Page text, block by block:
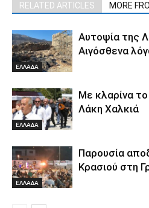
RELATED ARTICLES MORE
ΕΛΛΑΔΑ
Αυτοψία της
Αιγόσθενα
ΕΛΛΑΔΑ
Με κλαρίνα
Λάκη Χαλκιά
ΕΛΛΑΔΑ
Παρουσία
Κρασιού στη